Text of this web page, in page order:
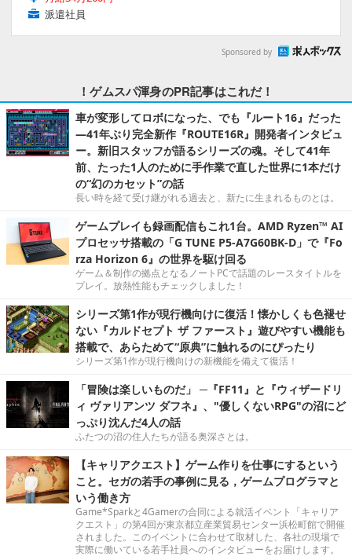
派遣社員
Sponsored by
！ゲムスパ渾身のPR記事はこれだ！
車が変形してロボになった、でも『ルート16』だった
―41年ぶり完全新作『ROUTE16R』開発者インタビュ
ー。新旧スタッフが語るシリーズの魂。そして41年
前、たった1人のために手作業で直した世界に1本だけ
の“幻のカセット”の話
長い時を経て受け継がれる過去と、新たに生まれるものとは。
ゲームプレイも録画配信もこれ1台。AMD Ryzen™ AI
プロセッサ搭載の「G TUNE P5-A7G60BK-D」で『Fo
rza Horizon 6』の世界を駆け回る
ゲーム＆制作の拠点となるノートPCで話題のレースタイトルを
プレイ。放熱性能もチェックしました！
シリーズ第1作が現行機向けに復活！懐かしくも色褪せ
ない『カルドセプト ザ ファースト』遊びやすい機能も
搭載で、あらためて“原典”に触れるのにぴったり
シリーズ第1作が現行機向けの新機能を備えて復活！
「冒険は楽しいものだ」 ─『FF11』と『ウィザードリ
ィ ヴァリアンツ ダフネ』、"優しくないRPG"の沼にど
っぷり沈んだ4人の話
ふたつの沼の住人たちが語る奥深さとは。
【キャリアクエスト】ゲーム作りを仕事にするという
こと。セガの若手の事例に見る，ゲームプログラマと
いう働き方
Game*Sparkと4Gamerの合同による就活イベント「キャリア
クエスト」の第4回が東京都立産業貿易センター浜松町館で開催
されました。このイベントに合わせて取材した、各社の現場で
実際に働いている若手社員へのインタビューをお届けします。